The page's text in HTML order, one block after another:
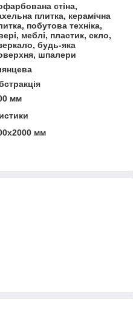
стіна,
плитка, керамічна
побутова техніка,
меблі, пластик, скло,
будь-яка
шпалери
мм
мм